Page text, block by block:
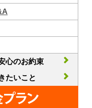
心のお約束
たいこと